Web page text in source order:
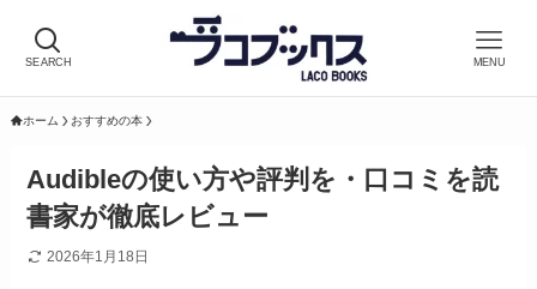
SEARCH MENU
ホーム おすすめの本
Audibleの使い方や評判を・口コミを読
書家が徹底レビュー
2026年1月18日